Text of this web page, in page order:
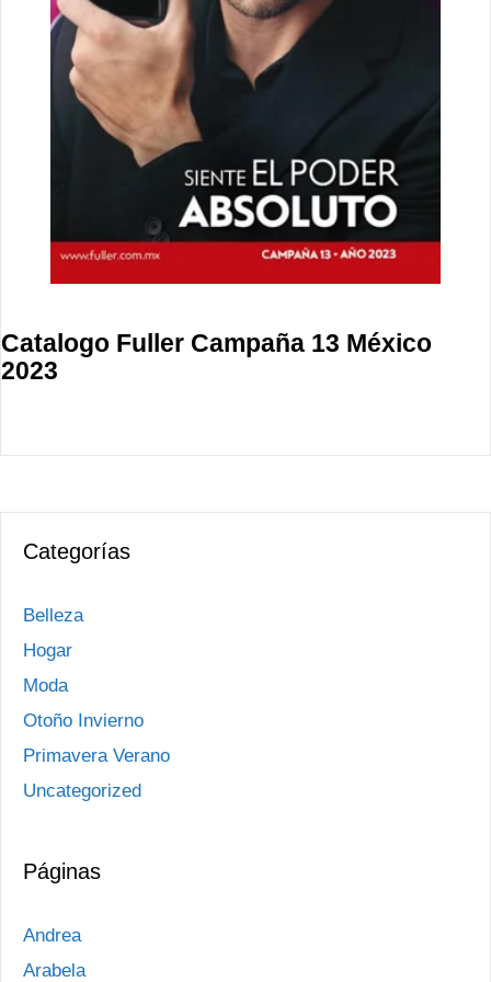
Catalogo Fuller Campaña 13 México
2023
Categorías
Belleza
Hogar
Moda
Otoño Invierno
Primavera Verano
Uncategorized
Páginas
Andrea
Arabela